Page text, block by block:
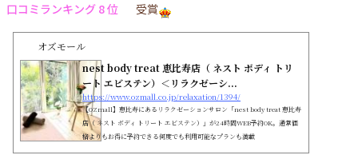
口コミランキング 8 位
受賞
オズモール
nest body treat 恵比寿店（ ネスト ボディ トリ
ート エビステン）＜リラクゼーシ...
https://www.ozmall.co.jp/relaxation/1394/
【OZmall】恵比寿にあるリラクゼーションサロン「nest body treat 恵比寿
店（ ネスト ボディ トリート エビステン）」が24時間WEB予約OK。通常価
格よりもお得に予約できる何度でも利用可能なプランも満載